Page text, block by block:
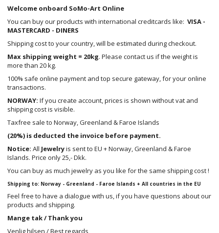
Welcome onboard SoMo-Art Online
You can buy our products with international creditcards like: VISA -
MASTERCARD - DINERS
Shipping cost to your country, will be estimated during checkout.
Max shipping weight = 20kg. Please contact us if the weight is
more than 20 kg.
100% safe online payment and top secure gateway, for your online
transactions.
NORWAY: If you create account, prices is shown without vat and
shipping cost is visible.
Taxfree sale to Norway, Greenland & Faroe Islands
(20%) is deducted the invoice before payment.
Notice: All Jewelryis sent to EU + Norway, Greenland & Faroe
Islands. Price only 25,- Dkk.
You can buy as much jewelry as you like for the same shipping cost !
Shipping to: Norway - Greenland - Faroe Islands + All countries in the EU
Feel free to have a dialogue with us, if you have questions about our
products and shipping.
Mange tak / Thank you
Venlig hilsen / Best regards